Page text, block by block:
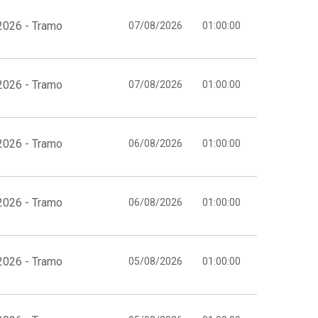
- Tramo 07/08/2026 01:00:00
- Tramo 07/08/2026 01:00:00
- Tramo 06/08/2026 01:00:00
- Tramo 06/08/2026 01:00:00
- Tramo 05/08/2026 01:00:00